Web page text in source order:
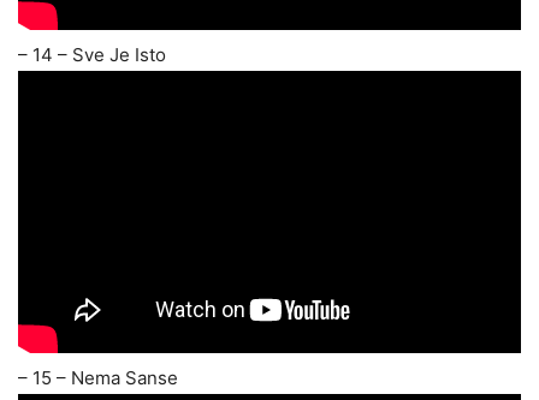
– 14 – Sve Je Isto
– 15 – Nema Sanse